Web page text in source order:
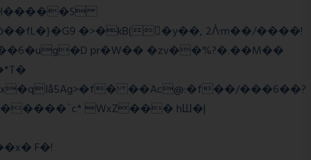
pr�W�� �zv��%?�.��M��
��Ac@:�f��/���6��?